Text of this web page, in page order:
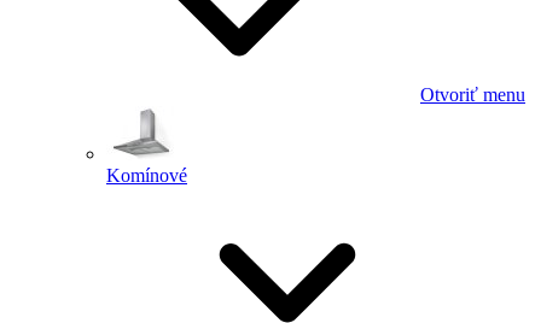
Otvoriť menu
Komínové